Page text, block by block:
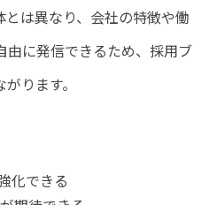
は異なり、会社の特徴や働
由に発信できるため、採用ブ
ります。
化できる